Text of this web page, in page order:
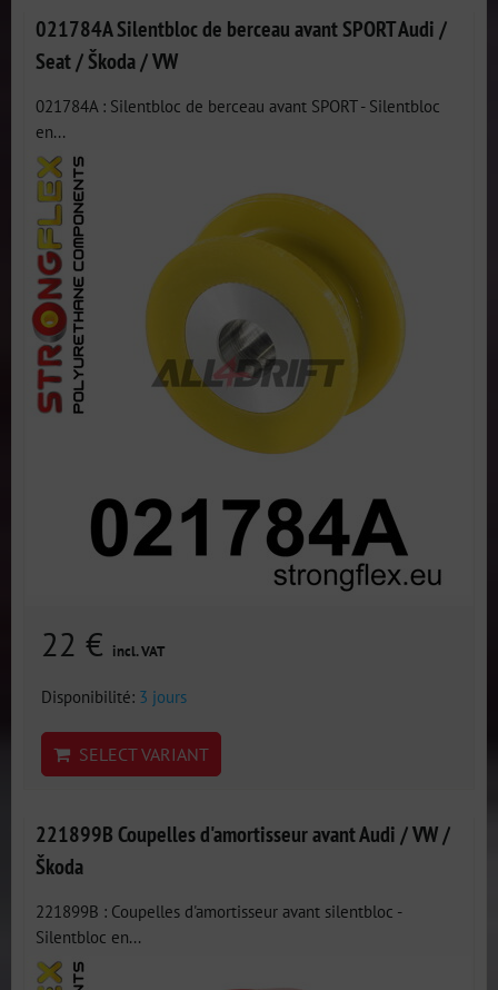
021784A Silentbloc de berceau avant SPORT Audi /
Seat / Škoda / VW
021784A : Silentbloc de berceau avant SPORT - Silentbloc
en...
22 € incl. VAT
Disponibilité: 3 jours
SELECT VARIANT
221899B Coupelles d'amortisseur avant Audi / VW /
Škoda
221899B : Coupelles d'amortisseur avant silentbloc -
Silentbloc en...